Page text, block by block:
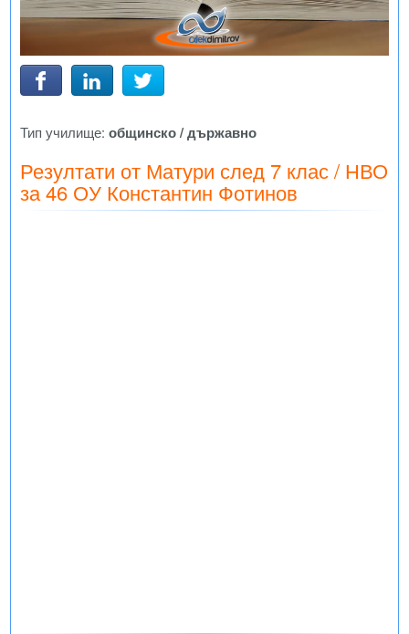
Тип училище: общинско / държавно
Резултати от Матури след 7 клас / НВО
за 46 ОУ Константин Фотинов